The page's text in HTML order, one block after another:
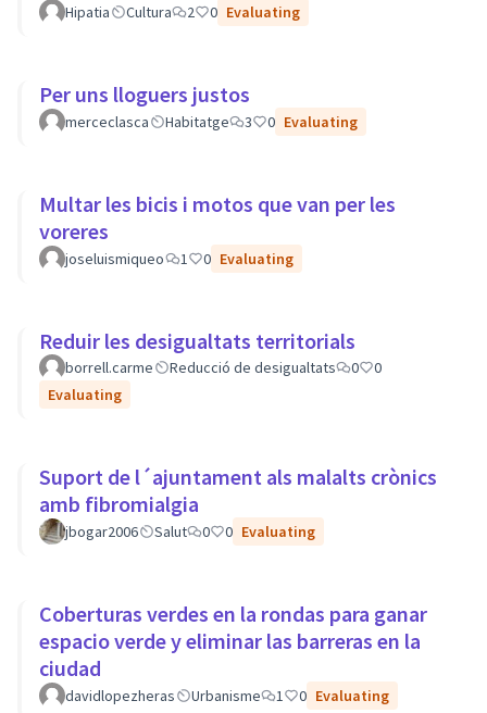
Hipatia Cultura 2 0 Evaluating
Per uns lloguers justos
merceclasca Habitatge 3 0 Evaluating
Multar les bicis i motos que van per les
voreres
joseluismiqueo 1 0 Evaluating
Reduir les desigualtats territorials
borrell.carme Reducció de desigualtats 0
0
Evaluating
Suport de l´ajuntament als malalts crònics
amb fibromialgia
jbogar2006 Salut 0 0 Evaluating
Coberturas verdes en la rondas para ganar
espacio verde y eliminar las barreras en la
ciudad
davidlopezheras Urbanisme 1 0 Evaluating